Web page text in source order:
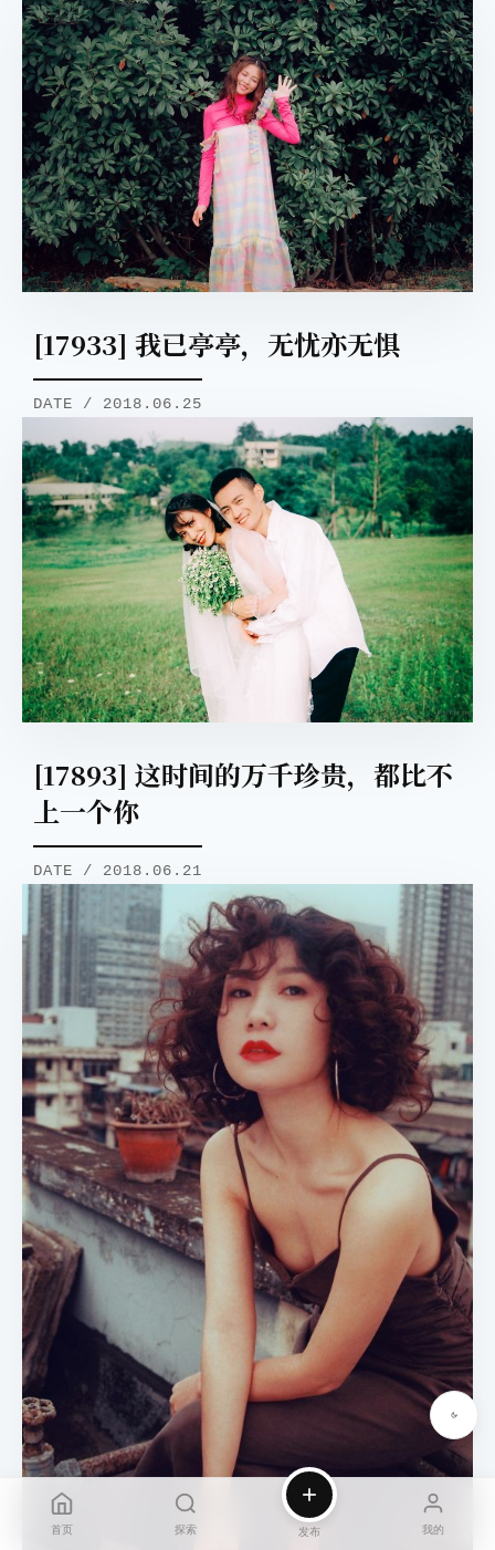
[17933] 我已亭亭，无忧亦无惧
DATE / 2018.06.25
[17893] 这时间的万千珍贵，都比不
上一个你
DATE / 2018.06.21
首页 探索 发布 我的